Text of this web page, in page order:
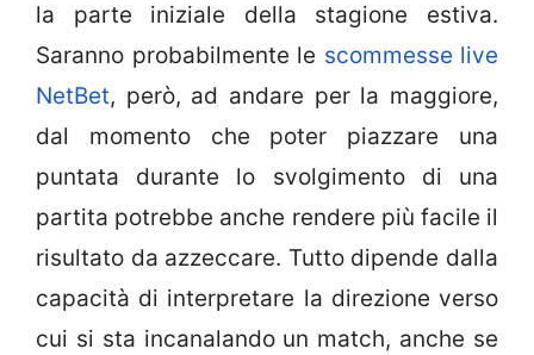
la parte iniziale della stagione estiva.
Saranno probabilmente le scommesse live
NetBet, però, ad andare per la maggiore,
dal momento che poter piazzare una
puntata durante lo svolgimento di una
partita potrebbe anche rendere più facile il
risultato da azzeccare. Tutto dipende dalla
capacità di interpretare la direzione verso
cui si sta incanalando un match, anche se